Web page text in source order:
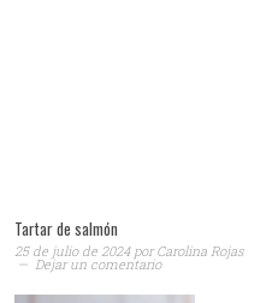
Tartar de salmón
25 de julio de 2024porCarolina Rojas
Dejar un comentario